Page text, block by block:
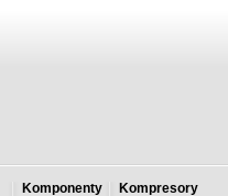
Komponenty
Kompresory